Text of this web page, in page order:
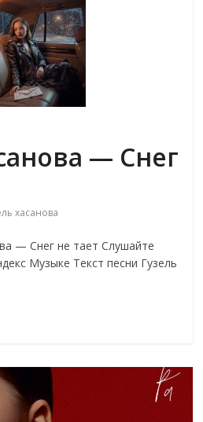
— Снег
хасанова
— Снег не тает Слушайте
Музыке Текст песни Гузель